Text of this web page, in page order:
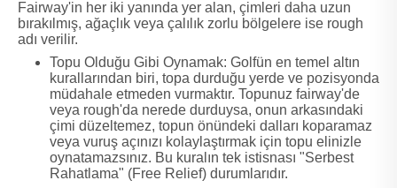
Fairway'in her iki yanında yer alan, çimleri daha uzun
bırakılmış, ağaçlık veya çalılık zorlu bölgelere ise rough
adı verilir.
Topu Olduğu Gibi Oynamak: Golfün en temel altın
kurallarından biri, topa durduğu yerde ve pozisyonda
müdahale etmeden vurmaktır. Topunuz fairway'de
veya rough'da nerede durduysa, onun arkasındaki
çimi düzeltemez, topun önündeki dalları koparamaz
veya vuruş açınızı kolaylaştırmak için topu elinizle
oynatamazsınız. Bu kuralın tek istisnası "Serbest
Rahatlama" (Free Relief) durumlarıdır.